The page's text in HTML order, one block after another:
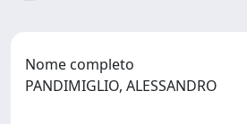
Nome completo
PANDIMIGLIO, ALESSANDRO